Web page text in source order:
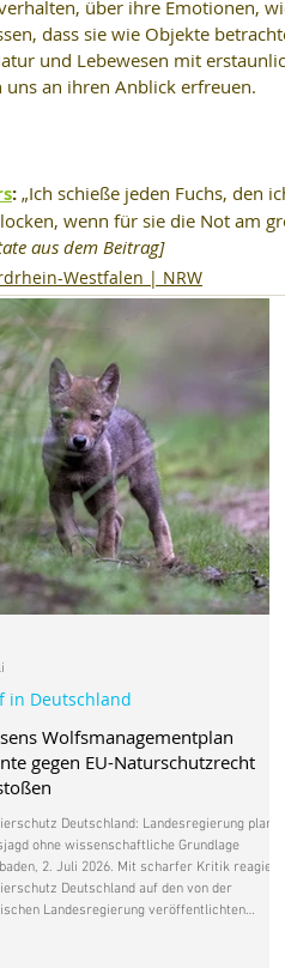
über ihre Emotionen,
dass sie wie Objekte
und Lebewesen mit
an ihren Anblick erfreuen.
: „Ich schieße jeden Fuchs, den
wenn für sie die Not am
aus dem Beitrag]
Westfalen | NRW
Wolfsmanagementplan
gegen EU-Naturschutzrecht
Deutschland: Landesregierung plant
ohne wissenschaftliche Grundlage
2. Juli 2026. Mit scharfer Kritik reagiert
Deutschland auf den von der
Landesregierung veröffentlichten
in Deutschland